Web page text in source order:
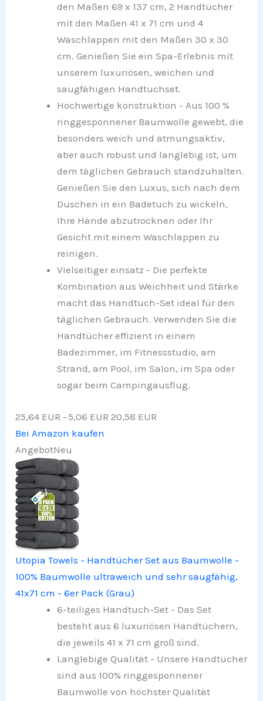
den Maßen 69 x 137 cm, 2 Handtücher
mit den Maßen 41 x 71 cm und 4
Waschlappen mit den Maßen 30 x 30
cm. Genießen Sie ein Spa-Erlebnis mit
unserem luxuriösen, weichen und
saugfähigen Handtuchset.
Hochwertige konstruktion - Aus 100 %
ringgesponnener Baumwolle gewebt, die
besonders weich und atmungsaktiv,
aber auch robust und langlebig ist, um
dem täglichen Gebrauch standzuhalten.
Genießen Sie den Luxus, sich nach dem
Duschen in ein Badetuch zu wickeln,
Ihre Hände abzutrocknen oder Ihr
Gesicht mit einem Waschlappen zu
reinigen.
Vielseitiger einsatz - Die perfekte
Kombination aus Weichheit und Stärke
macht das Handtuch-Set ideal für den
täglichen Gebrauch. Verwenden Sie die
Handtücher effizient in einem
Badezimmer, im Fitnessstudio, am
Strand, am Pool, im Salon, im Spa oder
sogar beim Campingausflug.
25,64 EUR −5,06 EUR 20,58 EUR
Bei Amazon kaufen
AngebotNeu
Utopia Towels - Handtücher Set aus Baumwolle -
100% Baumwolle ultraweich und sehr saugfähig,
41x71 cm - 6er Pack (Grau)
6-teiliges Handtuch-Set - Das Set
besteht aus 6 luxuriösen Handtüchern,
die jeweils 41 x 71 cm groß sind.
Langlebige Qualität - Unsere Handtücher
sind aus 100% ringgesponnener
Baumwolle von höchster Qualität